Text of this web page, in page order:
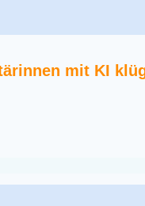
mit KI